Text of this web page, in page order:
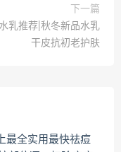
下一篇
乳推荐|秋冬新品水乳
干皮抗初老护肤